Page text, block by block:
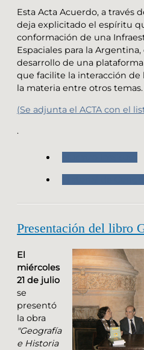
Esta Acta Acuerdo, a través
deja explicitado el espíritu
conformación de una
Espaciales para la
desarrollo de una
que facilite la interacción de
la materia entre otros temas.
(Se adjunta el ACTA con el
.
Presentación del libro
El
miércoles
21 de julio
se
presentó
la obra
"Geografía
e Historia